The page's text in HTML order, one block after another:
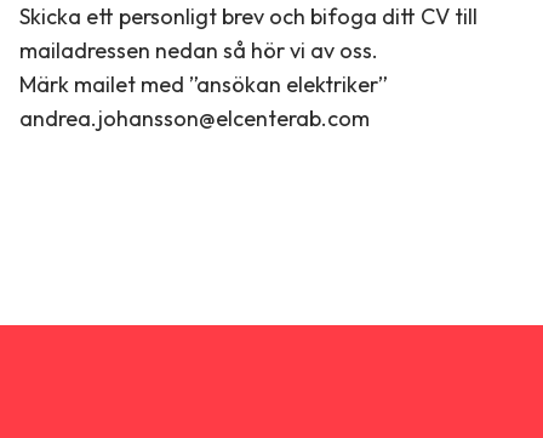
Skicka ett personligt brev och bifoga ditt CV till
mailadressen nedan så hör vi av oss.
Märk mailet med ”ansökan elektriker”
andrea.johansson@elcenterab.com